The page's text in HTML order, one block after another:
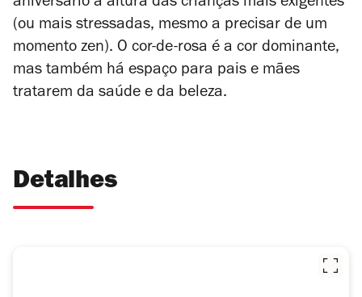
aniversário à altura das crianças mais exigentes
(ou mais stressadas, mesmo a precisar de um
momento zen). O cor-de-rosa é a cor dominante,
mas também há espaço para pais e mães
tratarem da saúde e da beleza.
Detalhes